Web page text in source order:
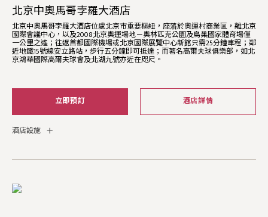
北京中奧馬哥孛羅大酒店
北京中奧馬哥孛羅大酒店位處北京市重要樞紐，座落於奧運村商業區，離北京
國際會議中心，以及2008北京奧運場地－奧林匹克公園及鳥巢國家體育場僅
一公里之遙；往返首都國際機場或北京國際展覽中心新館只需25分鐘車程；鄰
近地鐵15號線安立路站，步行五分鐘即可抵達；而著名高爾夫球俱樂部，如北
京鴻華國際高爾夫球會及北湖九號亦近在咫尺。
立即預訂 酒店詳情
酒店設施